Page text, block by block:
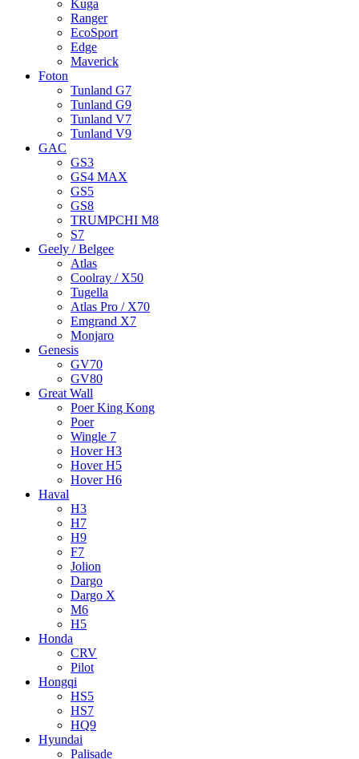
Kuga
Ranger
EcoSport
Edge
Maverick
Foton
Tunland G7
Tunland G9
Tunland V7
Tunland V9
GAC
GS3
GS4 MAX
GS5
GS8
TRUMPCHI M8
S7
Geely / Belgee
Atlas
Coolray / X50
Tugella
Atlas Pro / X70
Emgrand X7
Monjaro
Genesis
GV70
GV80
Great Wall
Poer King Kong
Poer
Wingle 7
Hover H3
Hover H5
Hover H6
Haval
H3
H7
H9
F7
Jolion
Dargo
Dargo X
M6
H5
Honda
CRV
Pilot
Hongqi
HS5
HS7
HQ9
Hyundai
Palisade